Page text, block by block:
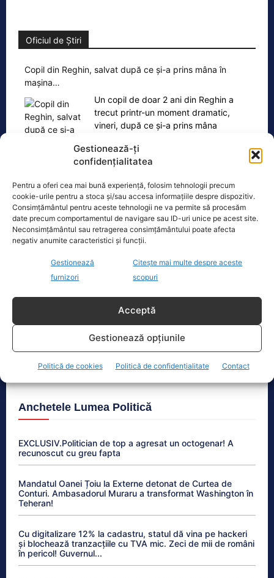
Gestionează-ți
confidențialitatea
Pentru a oferi cea mai bună experiență, folosim tehnologii precum
cookie-urile pentru a stoca și/sau accesa informațiile despre dispozitiv.
Consimțământul pentru aceste tehnologii ne va permite să procesăm
date precum comportamentul de navigare sau ID-uri unice pe acest site.
Neconsimțământul sau retragerea consimțământului poate afecta
negativ anumite caracteristici și funcții.
Gestionează
furnizori
Citește mai multe despre aceste
scopuri
Acceptă
Gestionează opțiunile
Politică de cookies Politică de confidențialitate Contact
Oficiul de Știri
Copil din Reghin, salvat după ce și-a prins mâna în
mașina…
Un copil de doar 2 ani din Reghin a
trecut printr-un moment dramatic,
vineri, după ce și-a prins mâna
Ultimele știri
Premierul demis Bolojan: Legea salarizării este
Ungaria renunță la reducerea voluntară a
consumului de energie. Nivelul Dunării ar intra pe
România exportă energie ieftină la prânz și importă
scump seara. Cine sunt câștigătorii din afacerea
Anchetele Lumea Politică
EXCLUSIV.Politician de top a agresat un octogenar! A
recunoscut cu greu fapta
Mandatul Oanei Țoiu la Externe detonat de Curtea de
Conturi. Ambasadorul Muraru a transformat Washington în
Teheran!
Cu digitalizare 12% la cadastru, statul dă vina pe hackeri
și blochează tranzacțiile cu TVA mic. Zeci de mii de români
în pericol! Guvernul...